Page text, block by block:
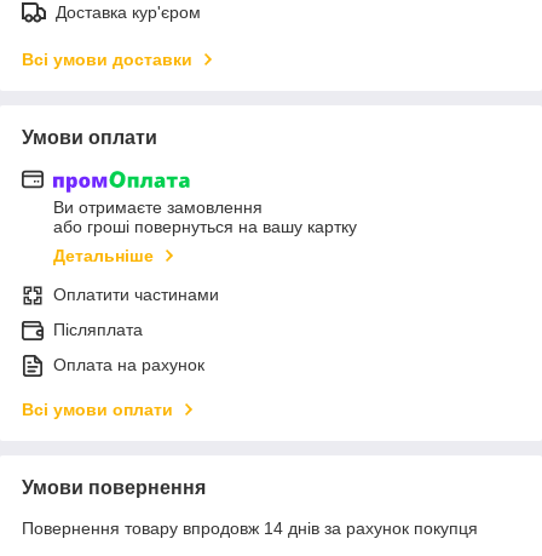
Доставка кур'єром
Всі умови доставки
Умови оплати
Ви отримаєте замовлення
або гроші повернуться на вашу картку
Детальніше
Оплатити частинами
Післяплата
Оплата на рахунок
Всі умови оплати
Умови повернення
Повернення товару впродовж 14 днів за рахунок покупця